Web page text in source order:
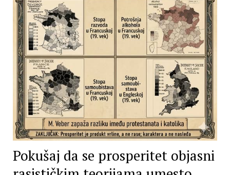
Pokušaj da se prosperitet objasni